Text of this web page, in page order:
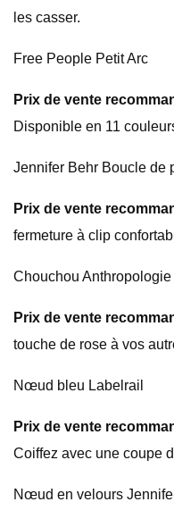
les casser.
Free People Petit Arc
Prix ​​de vente
Disponible en 11
Jennifer Behr Boucle de
Prix ​​de vente
fermeture à clip
Chouchou Anthropologie
Prix ​​de vente
touche de rose à vos
Nœud bleu Labelrail
Prix ​​de vente
Coiffez avec une coupe
Nœud en velours